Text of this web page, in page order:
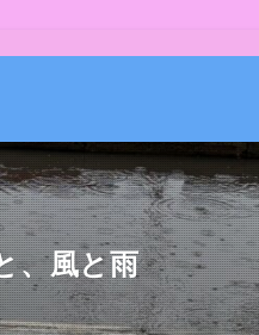
、風と雨